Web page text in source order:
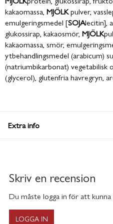
kakaomassa, MJÖLKpulver,
emulgeringsmedel [SOJAlecitin],
glukossirap, kakaosmör, MJÖLK
kakaomassa, smör,
ytbehandlingsmedel (arabicum)
(natriumbikarbonat) vegetabilisk
(glycerol), glutenfria havregryn,
Extra info
Skriv en recension
Du måste logga in för att
LOGGA IN